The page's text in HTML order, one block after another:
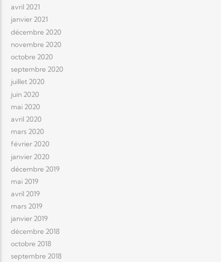
avril 2021
janvier 2021
décembre 2020
novembre 2020
octobre 2020
septembre 2020
juillet 2020
juin 2020
mai 2020
avril 2020
mars 2020
février 2020
janvier 2020
décembre 2019
mai 2019
avril 2019
mars 2019
janvier 2019
décembre 2018
octobre 2018
septembre 2018